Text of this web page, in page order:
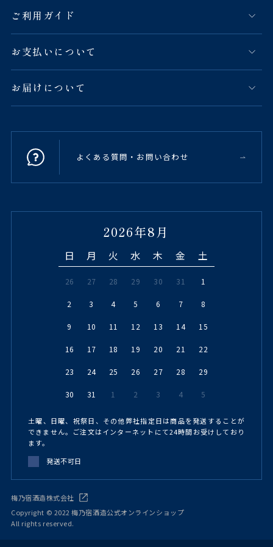
ご利用ガイド
お支払いについて
お届けについて
よくある質問・お問い合わせ
2026年8月
日 月 火 水 木 金 土
26 27 28 29 30 31 1
2 3 4 5 6 7 8
9 10 11 12 13 14 15
16 17 18 19 20 21 22
23 24 25 26 27 28 29
30 31 1 2 3 4 5
土曜、日曜、祝祭日、その他弊社指定日は商品を発送することが
できません。ご注文はインターネットにて24時間お受けしており
ます。
発送不可日
梅乃宿酒造株式会社
Copyright © 2022 梅乃宿酒造公式オンラインショップ
All rights reserved.